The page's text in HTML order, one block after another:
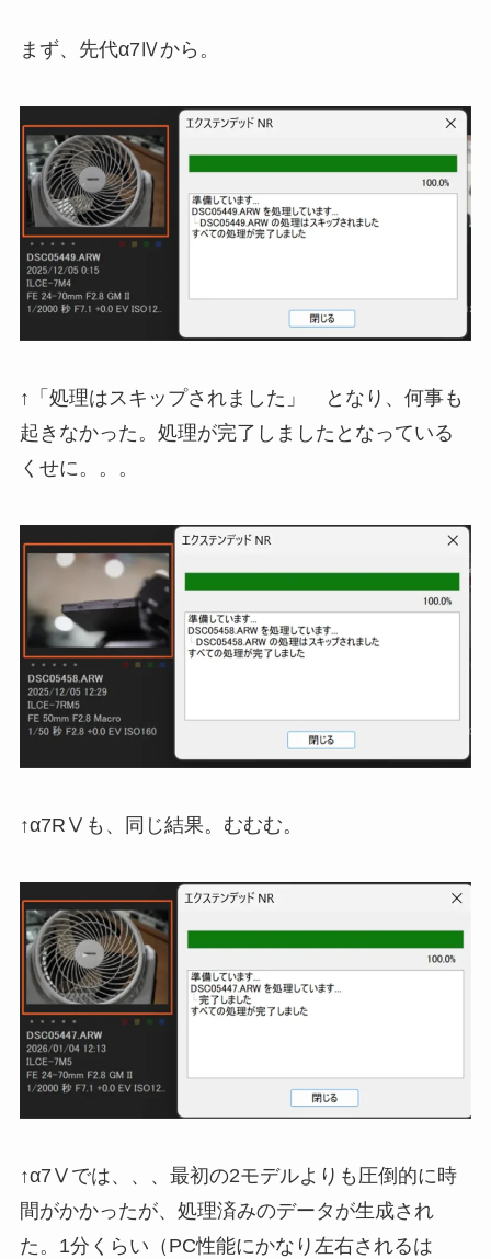
まず、先代α7Ⅳから。
↑「処理はスキップされました」 となり、何事も
起きなかった。処理が完了しましたとなっている
くせに。。。
↑α7RⅤも、同じ結果。むむむ。
↑α7Ⅴでは、、、最初の2モデルよりも圧倒的に時
間がかかったが、処理済みのデータが生成され
た。1分くらい（PC性能にかなり左右されるは